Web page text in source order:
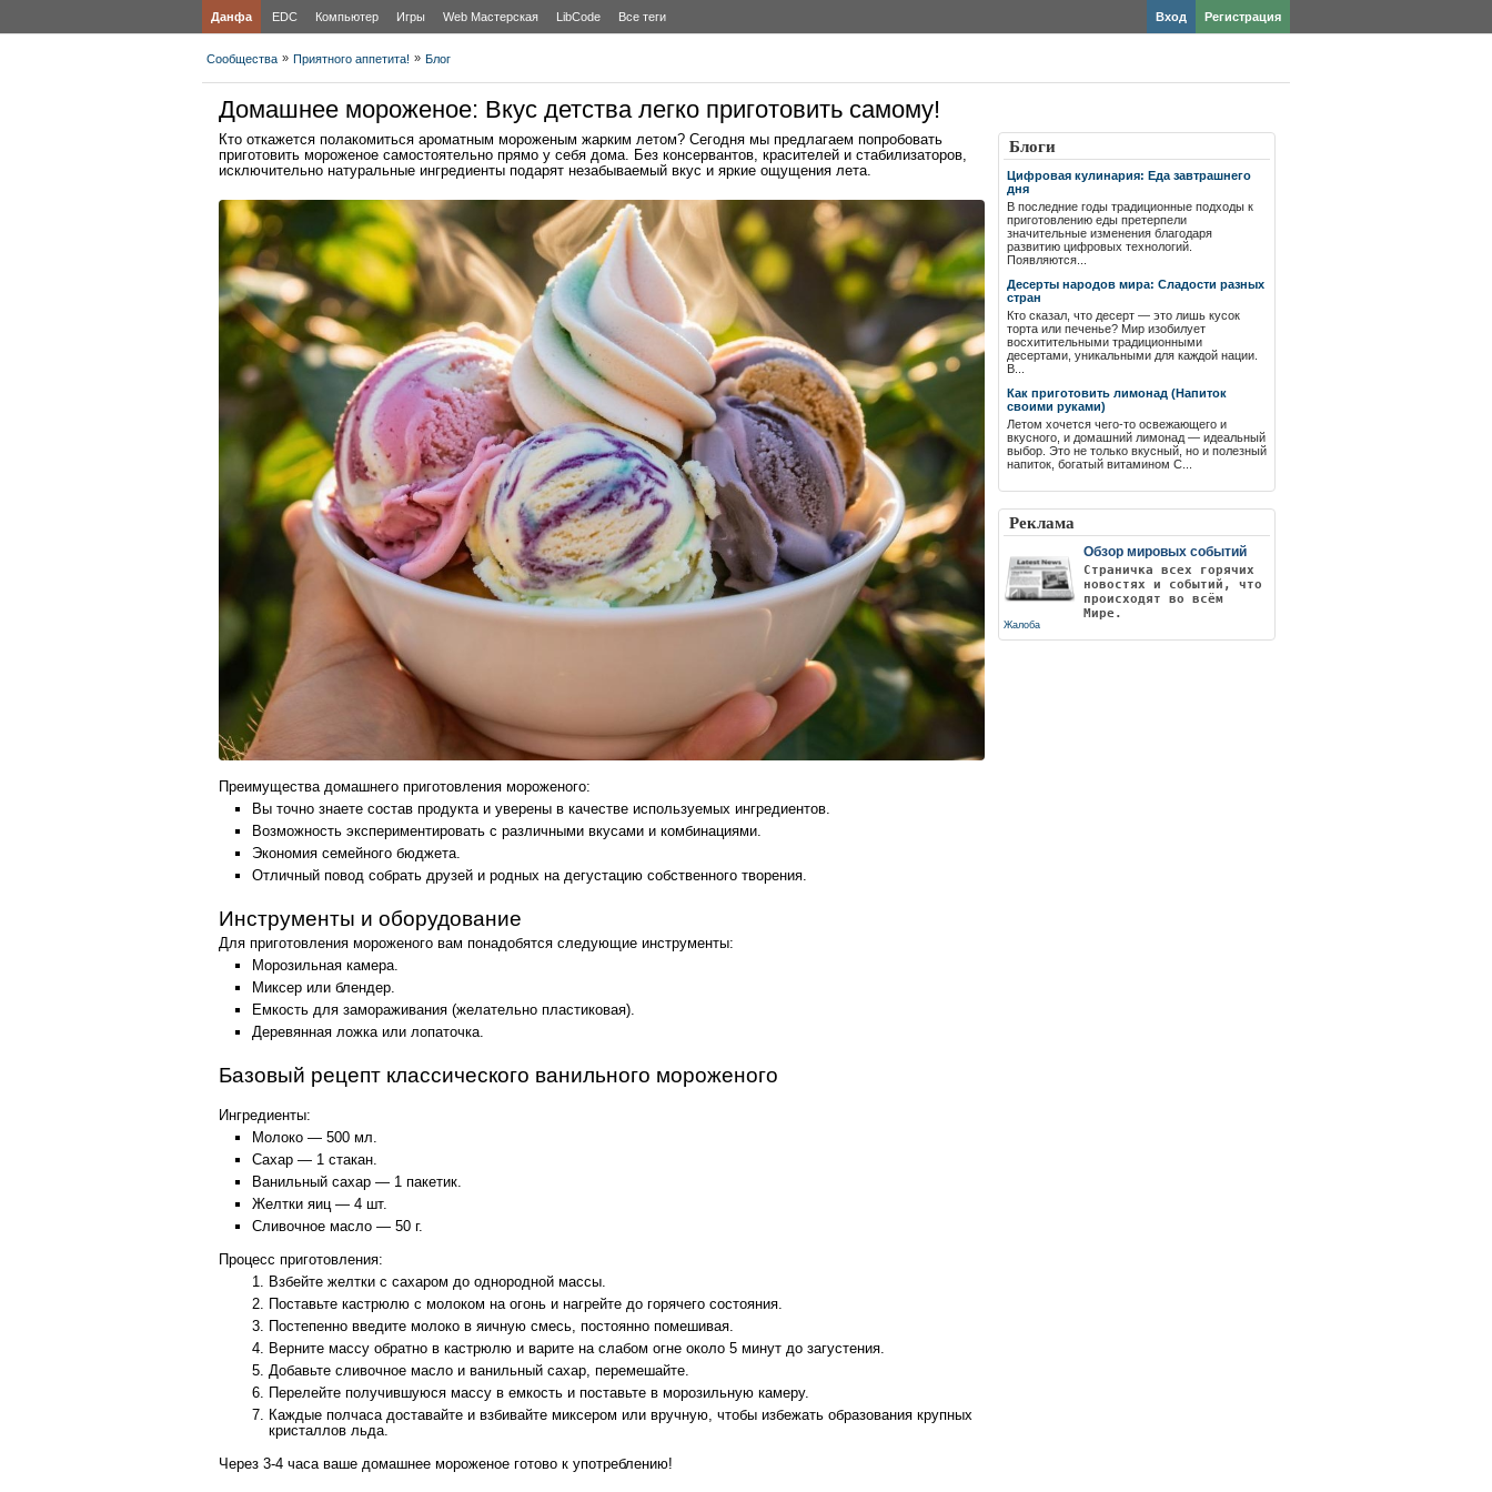
Данфа EDC Компьютер Игры Web Мастерская LibCode Все теги Регистрация
Вход
Сообщества » Приятного аппетита! » Блог
Домашнее мороженое: Вкус детства легко приготовить самому!
Кто откажется полакомиться ароматным мороженым жарким летом? Сегодня мы предлагаем попробовать
приготовить мороженое самостоятельно прямо у себя дома. Без консервантов, красителей и стабилизаторов,
исключительно натуральные ингредиенты подарят незабываемый вкус и яркие ощущения лета.
Преимущества домашнего приготовления мороженого:
Вы точно знаете состав продукта и уверены в качестве используемых ингредиентов.
Возможность экспериментировать с различными вкусами и комбинациями.
Экономия семейного бюджета.
Отличный повод собрать друзей и родных на дегустацию собственного творения.
Инструменты и оборудование
Для приготовления мороженого вам понадобятся следующие инструменты:
Морозильная камера.
Миксер или блендер.
Емкость для замораживания (желательно пластиковая).
Деревянная ложка или лопаточка.
Базовый рецепт классического ванильного мороженого
Ингредиенты:
Молоко — 500 мл.
Сахар — 1 стакан.
Ванильный сахар — 1 пакетик.
Желтки яиц — 4 шт.
Сливочное масло — 50 г.
Процесс приготовления:
Взбейте желтки с сахаром до однородной массы.
Поставьте кастрюлю с молоком на огонь и нагрейте до горячего состояния.
Постепенно введите молоко в яичную смесь, постоянно помешивая.
Верните массу обратно в кастрюлю и варите на слабом огне около 5 минут до загустения.
Добавьте сливочное масло и ванильный сахар, перемешайте.
Перелейте получившуюся массу в емкость и поставьте в морозильную камеру.
Каждые полчаса доставайте и взбивайте миксером или вручную, чтобы избежать образования крупных
кристаллов льда.
Через 3-4 часа ваше домашнее мороженое готово к употреблению!
Блоги
Цифровая кулинария: Еда завтрашнего
дня
В последние годы традиционные подходы к
приготовлению еды претерпели
значительные изменения благодаря
развитию цифровых технологий.
Появляются...
Десерты народов мира: Сладости разных
стран
Кто сказал, что десерт — это лишь кусок
торта или печенье? Мир изобилует
восхитительными традиционными
десертами, уникальными для каждой нации.
В...
Как приготовить лимонад (Напиток
своими руками)
Летом хочется чего-то освежающего и
вкусного, и домашний лимонад — идеальный
выбор. Это не только вкусный, но и полезный
напиток, богатый витамином C...
Реклама
Обзор мировых событий
Страничка всех горячих
новостях и событий, что
происходят во всём
Мире.
Жалоба